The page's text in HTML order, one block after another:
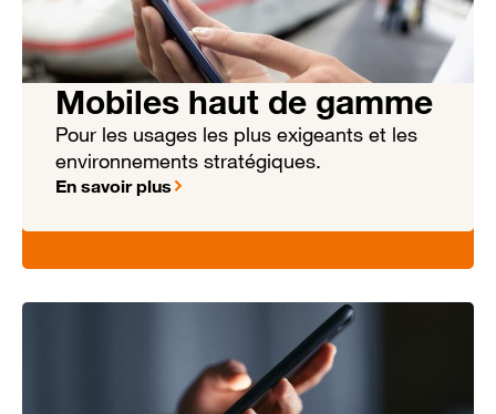
Mobiles haut de gamme
Pour les usages les plus exigeants et les
environnements stratégiques.
En savoir plus